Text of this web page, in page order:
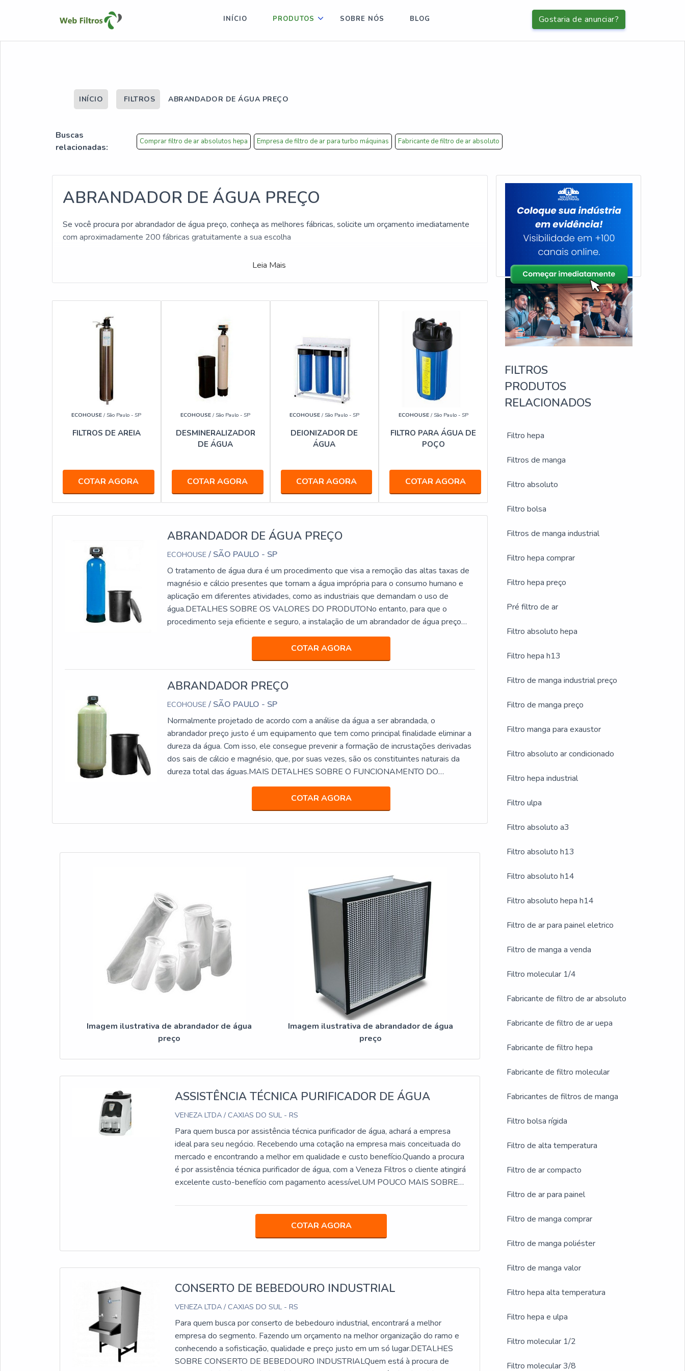
Gostaria de anunciar?
INÍCIO PRODUTOS SOBRE NÓS BLOG
INÍCIO FILTROS ABRANDADOR DE ÁGUA PREÇO
Buscas
relacionadas:
Comprar filtro de ar absolutos hepa Empresa de filtro de ar para turbo máquinas Fabricante de filtro de ar absoluto
ABRANDADOR DE ÁGUA PREÇO
Se você procura por abrandador de água preço, conheça as melhores fábricas, solicite um orçamento imediatamente
com aproximadamente 200 fábricas gratuitamente a sua escolha
Leia Mais
ECOHOUSE / São Paulo - SP
FILTROS DE AREIA
COTAR AGORA
ECOHOUSE / São Paulo - SP
DESMINERALIZADOR
DE ÁGUA
COTAR AGORA
ECOHOUSE/ São Paulo - SP
DEIONIZADOR DE
ÁGUA
COTAR AGORA
ECOHOUSE/ São Paulo - SP
FILTRO PARA ÁGUA DE
POÇO
COTAR AGORA
ABRANDADOR DE ÁGUA PREÇO
ECOHOUSE/ SÃO PAULO - SP
O tratamento de água dura é um procedimento que visa a remoção das altas taxas de
magnésio e cálcio presentes que tornam a água imprópria para o consumo humano e
aplicação em diferentes atividades, como as industriais que demandam o uso de
água.DETALHES SOBRE OS VALORES DO PRODUTONo entanto, para que o
procedimento seja eficiente e seguro, a instalação de um abrandador de água preço
justo é fundamental e, embora seja um equipamento impo...
COTAR AGORA
ABRANDADOR PREÇO
ECOHOUSE/ SÃO PAULO - SP
Normalmente projetado de acordo com a análise da água a ser abrandada, o
abrandador preço justo é um equipamento que tem como principal finalidade eliminar a
dureza da água. Com isso, ele consegue prevenir a formação de incrustações derivadas
dos sais de cálcio e magnésio, que, por suas vezes, são os constituintes naturais da
dureza total das águas.MAIS DETALHES SOBRE O FUNCIONAMENTO DO
PRODUTONo abrandador de água, é comum que a resina...
COTAR AGORA
Imagem ilustrativa de abrandador de água
preço
Imagem ilustrativa de abrandador de água
preço
ASSISTÊNCIA TÉCNICA PURIFICADOR DE ÁGUA
VENEZA LTDA / CAXIAS DO SUL - RS
Para quem busca por assistência técnica purificador de água, achará a empresa
ideal para seu negócio. Recebendo uma cotação na empresa mais conceituada do
mercado e encontrando a melhor em qualidade e custo benefício.Quando a procura
é por assistência técnica purificador de água, com a Veneza Filtros o cliente atingirá
excelente custo-benefício com pagamento acessível.UM POUCO MAIS SOBRE
sua estratégia em oferecer aos clientes uma estrutura com escritório de alta
qualidade onde são realizadas as atividades e biblioteca técnica de apoio, tudo
a melhor qualidade para a sua água; Comprometimento com os resultados dos
clientes; Atendimento de forma personalizada para cada cliente.Ainda tratando-se
que tenha produtos e serviços com ótima qualidade e excelente custo-benefício,
características simples, mas que mostram o comprometimento da empresa com
seus clientes.É por estes motivos que a Veneza Filtros é uma empresa altamente
qualificada quando se explana o segmento de filtros e purificadores de água. O
objetivo é garantir a tecnologia e desenvolvimento no que gera resultado e
COTAR AGORA
CONSERTO DE BEBEDOURO INDUSTRIAL
VENEZA LTDA / CAXIAS DO SUL - RS
Para quem busca por conserto de bebedouro industrial, encontrará a melhor
empresa do segmento. Fazendo um orçamento na melhor organização do ramo e
conhecendo a sofisticação, qualidade e preço justo em um só lugar.DETALHES
SOBRE CONSERTO DE BEBEDOURO INDUSTRIALQuem está à procura de
FILTROS
PRODUTOS
RELACIONADOS
Filtro hepa
Filtros de manga
Filtro absoluto
Filtro bolsa
Filtros de manga industrial
Filtro hepa comprar
Filtro hepa preço
Pré filtro de ar
Filtro absoluto hepa
Filtro hepa h13
Filtro de manga industrial preço
Filtro de manga preço
Filtro manga para exaustor
Filtro absoluto ar condicionado
Filtro hepa industrial
Filtro ulpa
Filtro absoluto a3
Filtro absoluto h13
Filtro absoluto h14
Filtro absoluto hepa h14
Filtro de ar para painel eletrico
Filtro de manga a venda
Filtro molecular 1/4
Fabricante de filtro de ar absoluto
Fabricante de filtro de ar uepa
Fabricante de filtro hepa
Fabricante de filtro molecular
Fabricantes de filtros de manga
Filtro bolsa rígida
Filtro de alta temperatura
Filtro de ar compacto
Filtro de ar para painel
Filtro de manga comprar
Filtro de manga poliéster
Filtro de manga valor
Filtro hepa alta temperatura
Filtro hepa e ulpa
Filtro molecular 1/2
Filtro molecular 3/8